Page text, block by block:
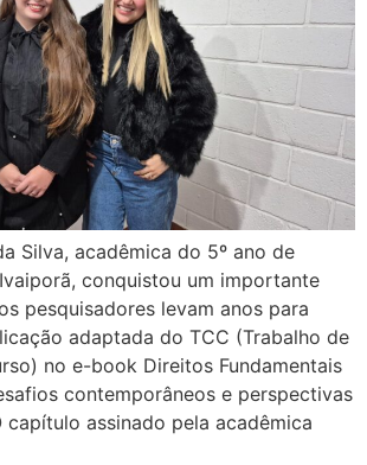
Silva, acadêmica do 5º ano de
conquistou um importante
pesquisadores levam anos para
adaptada do TCC (Trabalho de
no e-book Direitos Fundamentais
contemporâneos e perspectivas
assinado pela acadêmica